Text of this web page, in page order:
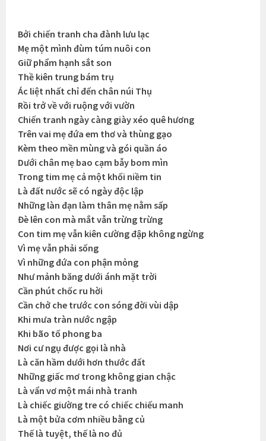
Bởi chiến tranh cha đành lưu lạc
Mẹ một mình đùm túm nuôi con
Giữ phẩm hạnh sắt son
Thề kiên trung bám trụ
Ác liệt nhất chỉ đến chân núi Thụ
Rồi trở về với ruộng với vườn
Chiến tranh ngày càng giày xéo quê hương
Trên vai mẹ đứa em thơ và thùng gạo
Kèm theo mền mùng và gói quần áo
Dưới chân mẹ bao cạm bẫy bom mìn
Trong tim mẹ cả một khối niềm tin
Là đất nước sẽ có ngày độc lập
Những làn đạn làm thân mẹ nằm sấp
Đè lên con mà mắt vẫn trừng trừng
Con tim mẹ vẫn kiên cường đập không ngừng
Vì mẹ vẫn phải sống
Vì những đứa con phận mỏng
Như mảnh băng dưới ánh mặt trời
Cần phút chốc ru hời
Cần chở che trước con sóng đời vùi dập
Khi mưa tràn nước ngập
Khi bão tố phong ba
Nơi cư ngụ được gọi là nhà
Là căn hầm dưới hơn thước đất
Những giấc mơ trong không gian chậc
Là vẩn vơ một mái nhà tranh
Là chiếc giường tre có chiếc chiếu manh
Là một bửa cơm nhiều bằng củ
Thế là tuyệt, thế là no đủ